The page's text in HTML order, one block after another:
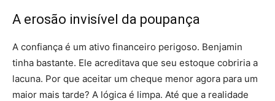
A erosão invisível da poupança
A confiança é um ativo financeiro perigoso. Benjamin
tinha bastante. Ele acreditava que seu estoque cobriria a
lacuna. Por que aceitar um cheque menor agora para um
maior mais tarde? A lógica é limpa. Até que a realidade